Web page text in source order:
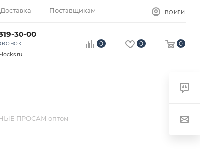
Доставка Поставщикам ВОЙТИ
30-00
locks.ru
0 0 0
ПРОСАМ оптом —